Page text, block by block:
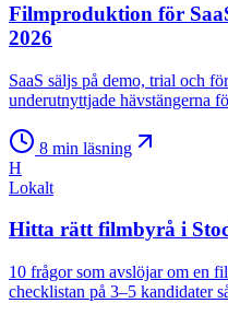
Filmproduktion för
2026
SaaS säljs på demo, trial och
underutnyttjade hävstängerna
8 min läsning
H
Lokalt
Hitta rätt filmbyrå i
10 frågor som avslöjar om en
checklistan på 3–5 kandidater